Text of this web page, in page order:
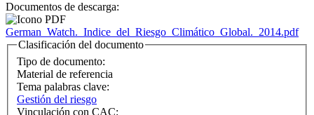
Documentos de descarga:
German_Watch._Indice_del_Riesgo_Climático_Global._2014.pdf
Clasificación del documento
Tipo de documento:
Material de referencia
Tema palabras clave:
Gestión del riesgo
Vinculación con CAC: